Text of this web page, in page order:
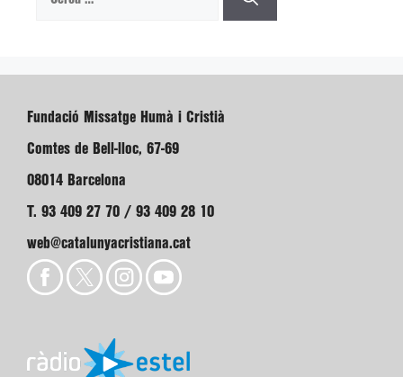
Fundació Missatge Humà i Cristià
Comtes de Bell-lloc, 67-69
08014 Barcelona
T. 93 409 27 70 / 93 409 28 10
web@catalunyacristiana.cat